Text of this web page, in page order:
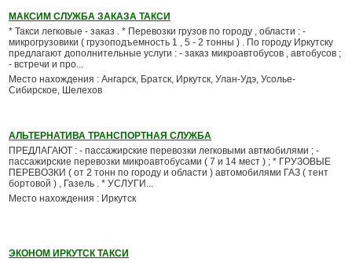
МАКСИМ СЛУЖБА ЗАКАЗА ТАКСИ
* Такси легковые - заказ . * Перевозки грузов по городу , области : -
микрогрузовики ( грузоподъемность 1 , 5 - 2 тонны ) . По городу Иркутску
предлагают дополнительные услуги : - заказ микроавтобусов , автобусов ;
- встречи и про...
Место нахождения : Ангарск, Братск, Иркутск, Улан-Удэ, Усолье-
Сибирское, Шелехов
АЛЬТЕРНАТИВА ТРАНСПОРТНАЯ СЛУЖБА
ПРЕДЛАГАЮТ : - пассажирские перевозки легковыми автмобилями ; -
пассажирские перевозки микроавтобусами ( 7 и 14 мест ) ; * ГРУЗОВЫЕ
ПЕРЕВОЗКИ ( от 2 тонн по городу и области ) автомобилями ГАЗ ( тент
бортовой ) , Газель . * УСЛУГИ...
Место нахождения : Иркутск
ЭКОНОМ ИРКУТСК ТАКСИ